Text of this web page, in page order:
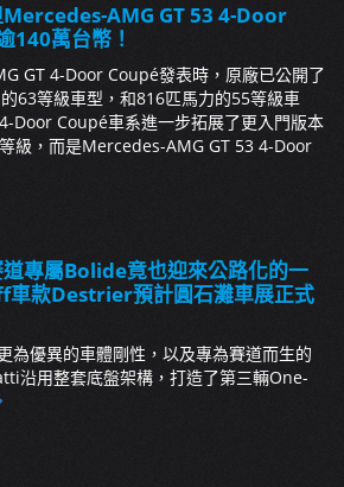
AMG GT 53 4-Door
140萬台幣！
GT 4-Door Coupé發表時，原廠已公開了
63等級車型，和816匹馬力的55等級車
Door Coupé車系進一步拓展了更入門版本
級，而是Mercedes-AMG GT 53 4-Door
道專屬Bolide竟也迎來公路化的一
車款Destrier預計圓石灘車展正式
為優異的車體剛性，以及專為賽道而生的
沿用整套底盤架構，打造了第三輛One-